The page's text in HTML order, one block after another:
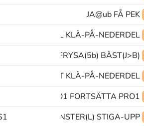
JA@ub FÅ PEK
PÅ-ÖVERDEL KLÄ-PÅ-NEDERDEL
SYNS FRYSA(5b) BÄST(J>B)
PÅ TA-SIG-DIT KLÄ-PÅ-NEDERDEL
PRO1 FORTSÄTTA PRO1
FÖNSTER(L) STIGA-UPP